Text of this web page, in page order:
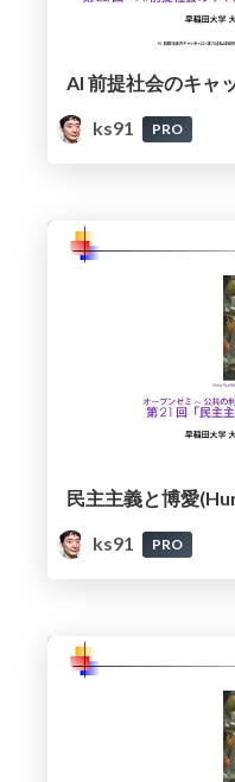
ks91
PRO
ks91
PRO